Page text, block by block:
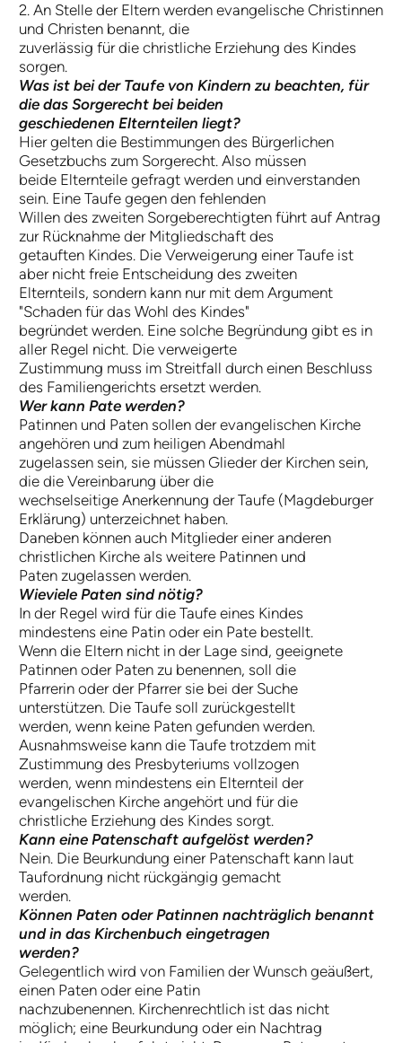
2. An Stelle der Eltern werden evangelische Christinnen
und Christen benannt, die
zuverlässig für die christliche Erziehung des Kindes
sorgen.
Was ist bei der Taufe von Kindern zu beachten, für
die das Sorgerecht bei beiden
geschiedenen Elternteilen liegt?
Hier gelten die Bestimmungen des Bürgerlichen
Gesetzbuchs zum Sorgerecht. Also müssen
beide Elternteile gefragt werden und einverstanden
sein. Eine Taufe gegen den fehlenden
Willen des zweiten Sorgeberechtigten führt auf Antrag
zur Rücknahme der Mitgliedschaft des
getauften Kindes. Die Verweigerung einer Taufe ist
aber nicht freie Entscheidung des zweiten
Elternteils, sondern kann nur mit dem Argument
"Schaden für das Wohl des Kindes"
begründet werden. Eine solche Begründung gibt es in
aller Regel nicht. Die verweigerte
Zustimmung muss im Streitfall durch einen Beschluss
des Familiengerichts ersetzt werden.
Wer kann Pate werden?
Patinnen und Paten sollen der evangelischen Kirche
angehören und zum heiligen Abendmahl
zugelassen sein, sie müssen Glieder der Kirchen sein,
die die Vereinbarung über die
wechselseitige Anerkennung der Taufe (Magdeburger
Erklärung) unterzeichnet haben.
Daneben können auch Mitglieder einer anderen
christlichen Kirche als weitere Patinnen und
Paten zugelassen werden.
Wieviele Paten sind nötig?
In der Regel wird für die Taufe eines Kindes
mindestens eine Patin oder ein Pate bestellt.
Wenn die Eltern nicht in der Lage sind, geeignete
Patinnen oder Paten zu benennen, soll die
Pfarrerin oder der Pfarrer sie bei der Suche
unterstützen. Die Taufe soll zurückgestellt
werden, wenn keine Paten gefunden werden.
Ausnahmsweise kann die Taufe trotzdem mit
Zustimmung des Presbyteriums vollzogen
werden, wenn mindestens ein Elternteil der
evangelischen Kirche angehört und für die
christliche Erziehung des Kindes sorgt.
Kann eine Patenschaft aufgelöst werden?
Nein. Die Beurkundung einer Patenschaft kann laut
Taufordnung nicht rückgängig gemacht
werden.
Können Paten oder Patinnen nachträglich benannt
und in das Kirchenbuch eingetragen
werden?
Gelegentlich wird von Familien der Wunsch geäußert,
einen Paten oder eine Patin
nachzubenennen. Kirchenrechtlich ist das nicht
möglich; eine Beurkundung oder ein Nachtrag